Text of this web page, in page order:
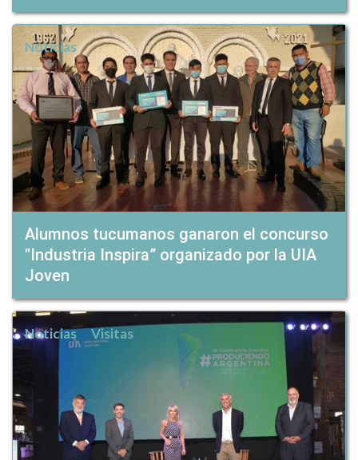
Noticias
Alumnos tucumanos ganaron el concurso
"Industria Inspira” organizado por la UIA
Joven
Noticias Visitas